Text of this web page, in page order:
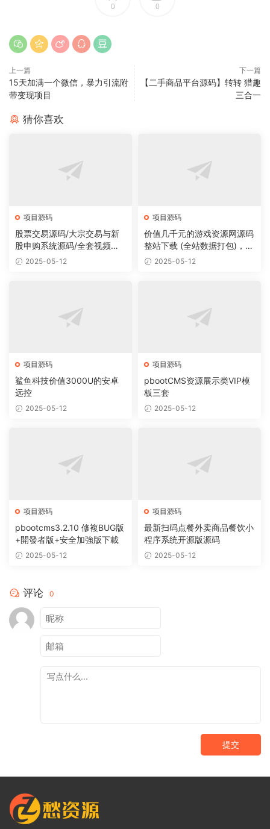
0 0
上一篇
15天加满一个微信，暴力引流附
带变现项目
下一篇
【二手商品平台源码】转转 猎趣
三合一
猜你喜欢
项目源码
股票交易源码/大宗交易与新
股申购系统源码/全套视频教
程 2025-05-12
项目源码
价值几千元的游戏资源网源码
整站下载 (全站数据打包)，数
据里面有200多个宝贝。
2025-05-12
项目源码
鲨鱼科技价值3000U的安卓
远控
2025-05-12
项目源码
pbootCMS资源展示类VIP模
板三套
2025-05-12
项目源码
pbootcms3.2.10 修複BUG版
+開發者版+安全加強版下載
2025-05-12
项目源码
最新扫码点餐外卖商品餐饮小
程序系统开源版源码
2025-05-12
评论 0
提交